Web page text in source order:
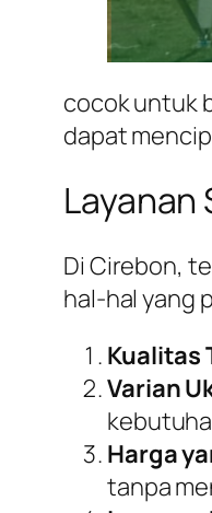
cocok untuk
dapat
Layanan
Di Cirebon,
hal-hal yang
Kualitas
Varian
Harga
tanpa